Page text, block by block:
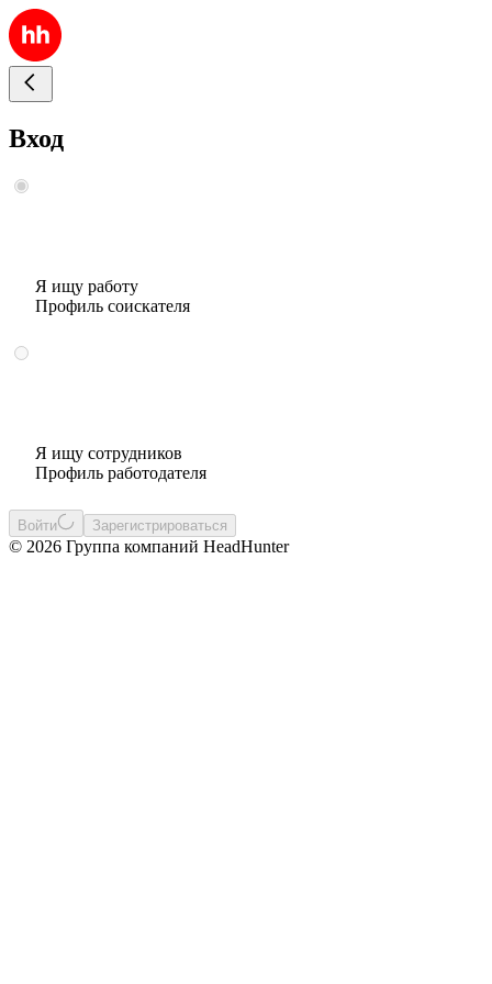
Вход
Я ищу работу
Профиль соискателя
Я ищу сотрудников
Профиль работодателя
Войти Зарегистрироваться
© 2026 Группа компаний HeadHunter